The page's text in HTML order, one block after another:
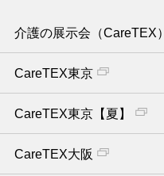
介護の展示会（CareTEX）
CareTEX東京
CareTEX東京【夏】
CareTEX大阪